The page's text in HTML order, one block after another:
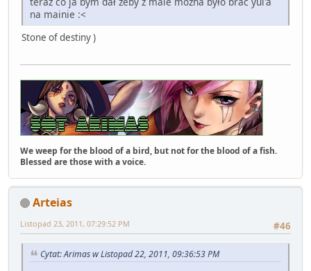
na mainie :<
Stone of destiny )
We weep for the blood of a bird, but not for the blood of a fish.
Blessed are those with a voice.
Arteias
#46
Listopad 23, 2011, 07:29:52 PM
Cytat: Arimas w Listopad 22, 2011, 09:36:53 PM